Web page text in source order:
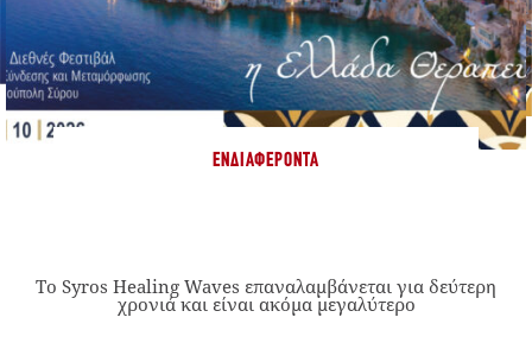
ΕΝΔΙΑΦΈΡΟΝΤΑ
Το Syros Healing Waves επαναλαμβάνεται για δεύτερη
χρονιά και είναι ακόμα μεγαλύτερο